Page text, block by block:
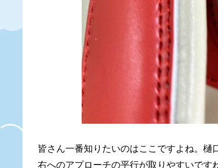
皆さん一番知りたいのはここですよね。
右へのアプローチの平行が取りやすいです